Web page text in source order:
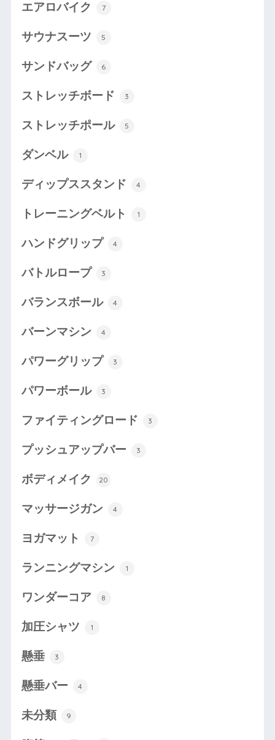
エアロバイク 7
サウナスーツ 5
サンドバッグ 6
ストレッチボード 3
ストレッチポール 5
ダンベル 1
ディップススタンド 4
トレーニングベルト 1
ハンドグリップ 4
バトルロープ 3
バランスボール 4
バーンマシン 4
パワーグリップ 3
パワーボール 3
ファイティングロード 3
プッシュアップバー 3
ボディメイク 20
マッサージガン 4
ヨガマット 7
ランニングマシン 1
ワンダーコア 8
加圧シャツ 1
懸垂 3
懸垂バー 4
未分類 9